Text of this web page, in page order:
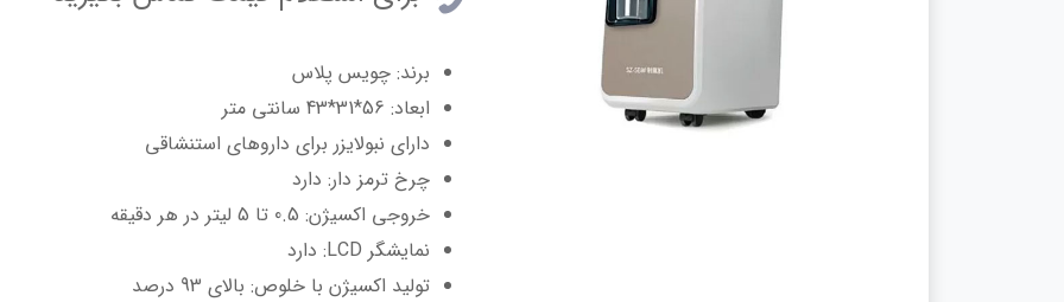
برند: چویس پلاس
ابعاد: 56*31*43 سانتی متر
دارای نبولایزر برای داروهای استنشاقی
چرخ ترمز دار: دارد
خروجی اکسیژن: 0.5 تا 5 لیتر در هر دقیقه
نمایشگر LCD: دارد
تولید اکسیژن با خلوص: بالای 93 درصد